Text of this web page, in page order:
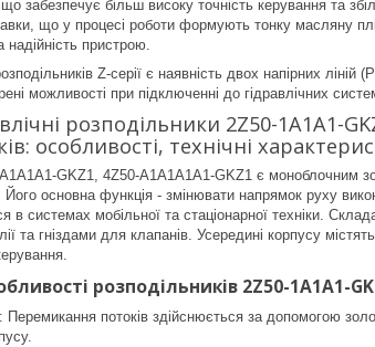
забезпечує більш високу точність керування та
що у процесі роботи формують тонку масляну
надійність пристрою.
Z-серії є наявність двох напірних
можливості при підключенні до гідравлічних
розподільники 2Z50-1A1A1-
особливості, технічні
GKZ1, 4Z50-A1A1A1A1-GKZ1 є моноблочним
Його основна функція - змінювати напрямок руху
в системах мобільної та стаціонарної техніки.
та гніздами для клапанів. Усередині корпусу
розподільників 2Z50-1A1A1-
: Перемикання потоків здійснюється за допомогою